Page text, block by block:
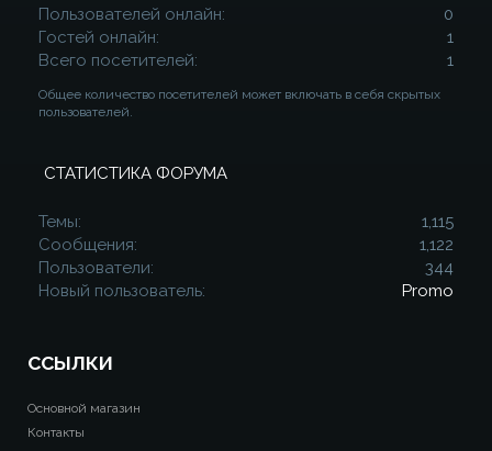
Пользователей онлайн
0
Гостей онлайн
1
Всего посетителей
1
Общее количество посетителей может включать в себя скрытых
пользователей.
СТАТИСТИКА ФОРУМА
Темы
1,115
Сообщения
1,122
Пользователи
344
Новый пользователь
Promo
ССЫЛКИ
Основной магазин
Контакты